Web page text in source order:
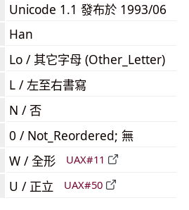
Unicode 1.1 發布於 1993/06
Han
Lo / 其它字母 (Other_Letter)
L / 左至右書寫
N / 否
0 / Not_Reordered; 無
W / 全形 UAX#11
U / 正立 UAX#50